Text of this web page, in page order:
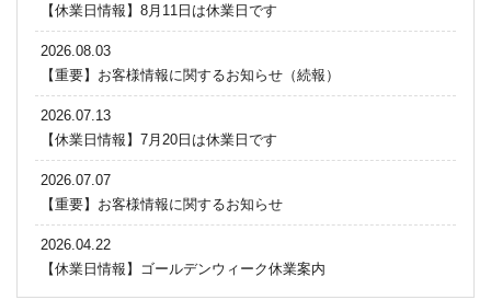
【休業日情報】8月11日は休業日です
2026.08.03
【重要】お客様情報に関するお知らせ（続報）
2026.07.13
【休業日情報】7月20日は休業日です
2026.07.07
【重要】お客様情報に関するお知らせ
2026.04.22
【休業日情報】ゴールデンウィーク休業案内